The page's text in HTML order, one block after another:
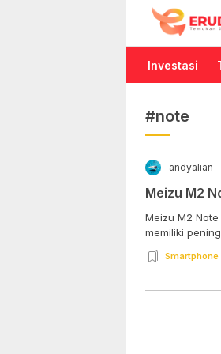
Erudisi
Temukan
Investasi
#note
andyalian
Meizu M2
Meizu M2
memiliki
Smartphone